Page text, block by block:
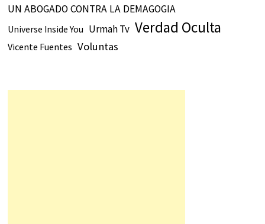
UN ABOGADO CONTRA LA DEMAGOGIA
Universe Inside You Urmah Tv Verdad Oculta
Vicente Fuentes Voluntas